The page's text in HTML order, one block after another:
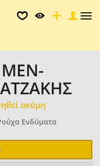
ακόμη
Ενδύματα